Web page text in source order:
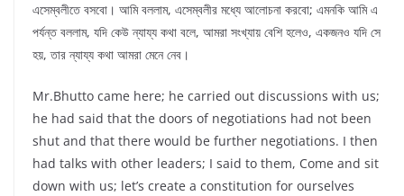
এসেম্বলীতে বসবো। আমি বললাম, এসেম্বলীর মধ্যে আলোচনা করবো; এমনকি আমি এ
পর্যন্ত বললাম, যদি কেউ ন্যায্য কথা বলে, আমরা সংখ্যায় বেশি হলেও, একজনও যদি সে
হয়, তার ন্যায্য কথা আমরা মেনে নেব।
Mr.Bhutto came here; he carried out discussions with us;
he had said that the doors of negotiations had not been
shut and that there would be further negotiations. I then
had talks with other leaders; I said to them, Come and sit
down with us; let’s create a constitution for ourselves